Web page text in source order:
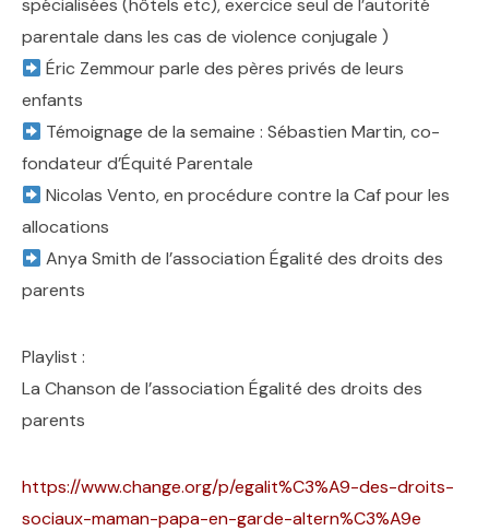
spécialisées (hôtels etc), exercice seul de l’autorité
parentale dans les cas de violence conjugale )
Éric Zemmour parle des pères privés de leurs
enfants
Témoignage de la semaine : Sébastien Martin, co-
fondateur d’Équité Parentale
Nicolas Vento, en procédure contre la Caf pour les
allocations
Anya Smith de l’association Égalité des droits des
parents
Playlist :
La Chanson de l’association Égalité des droits des
parents
https://www.change.org/p/egalit%C3%A9-des-droits-
sociaux-maman-papa-en-garde-altern%C3%A9e